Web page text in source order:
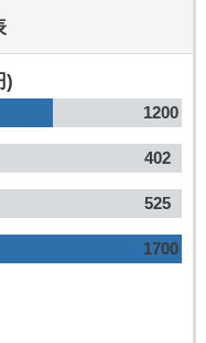
)
1200
402
525
1700